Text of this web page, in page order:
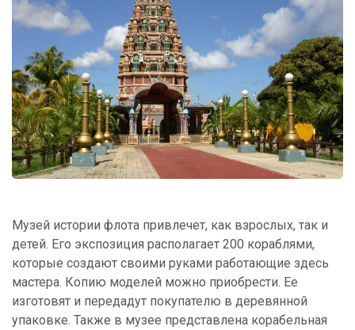
Музей истории флота привлечет, как взрослых, так и
детей. Его экспозиция располагает 200 кораблями,
которые создают своими руками работающие здесь
мастера. Копию моделей можно приобрести. Ее
изготовят и передадут покупателю в деревянной
упаковке. Также в музее представлена корабельная